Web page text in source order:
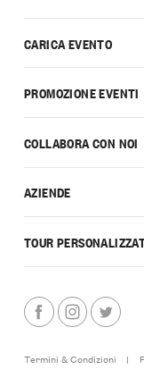
CARICA EVENTO
PROMOZIONE EVENTI
COLLABORA CON NOI
AZIENDE
TOUR
Termini & Condizioni |